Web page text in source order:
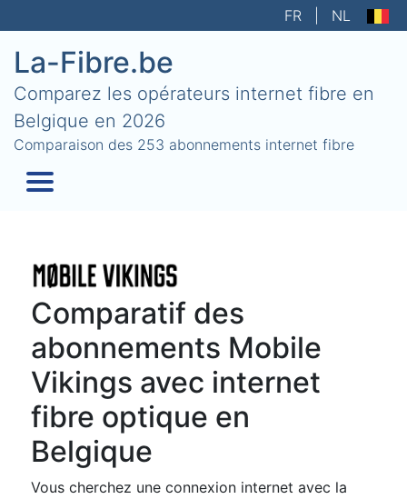
FR NL
La-Fibre.be
Comparez les opérateurs internet fibre en
Belgique en 2026
Comparaison des 253 abonnements internet fibre
Comparatif des
abonnements Mobile
Vikings avec internet
fibre optique en
Belgique
Vous cherchez une connexion internet avec la